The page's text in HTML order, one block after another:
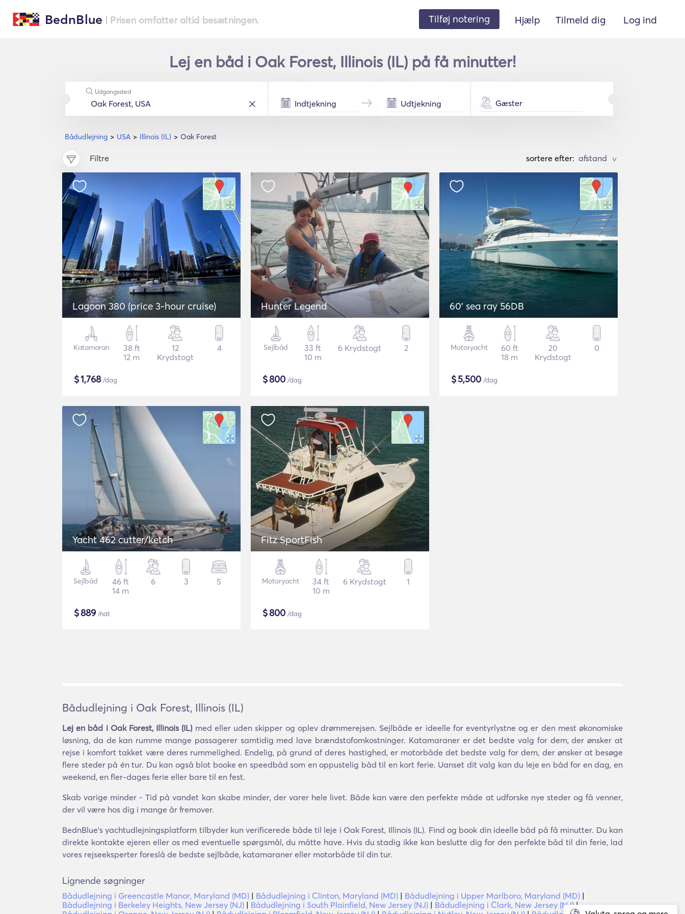
BednBlue | Prisen omfatter altid besætningen. Tilføj notering Hjælp Tilmeld dig Log ind
Lej en båd i Oak Forest, Illinois (IL) på få minutter!
Bådudlejning USA Illinois (IL) Oak Forest
Udgangssted
Gæster
Filtre sortere efter: >
Lagoon 380 (price 3-hour cruise)
Katamaran
38 ft
12 m
12
Krydstogt
4
$1,768/dag
Hunter Legend
Sejlbåd
33 ft
10 m
6 Krydstogt 2
$800 /dag
60' sea ray 56DB
Motoryacht
60 ft
18 m
20
Krydstogt
0
$5,500 /dag
Yacht 462 cutter/ketch
Sejlbåd
46 ft
14 m
6 3 5
$889/nat
Fitz SportFish
Motoryacht
34 ft
10 m
6 Krydstogt 1
$800 /dag
Bådudlejning i Oak Forest, Illinois (IL)
Lej en båd i Oak Forest, Illinois (IL)med eller uden skipper og oplev drømmerejsen. Sejlbåde er ideelle for eventyrlystne og er den mest økonomiske
løsning, da de kan rumme mange passagerer samtidig med lave brændstofomkostninger. Katamaraner er det bedste valg for dem, der ønsker at
rejse i komfort takket være deres rummelighed. Endelig, på grund af deres hastighed, er motorbåde det bedste valg for dem, der ønsker at besøge
flere steder på én tur. Du kan også blot booke en speedbåd som en oppustelig båd til en kort ferie. Uanset dit valg kan du leje en båd for en dag, en
weekend, en fler-dages ferie eller bare til en fest.
Skab varige minder - Tid på vandet kan skabe minder, der varer hele livet. Både kan være den perfekte måde at udforske nye steder og få venner,
der vil være hos dig i mange år fremover.
BednBlue's yachtudlejningsplatform tilbyder kun verificerede både til leje i Oak Forest, Illinois (IL). Find og book din ideelle båd på få minutter. Du kan
direkte kontakte ejeren eller os med eventuelle spørgsmål, du måtte have. Hvis du stadig ikke kan beslutte dig for den perfekte båd til din ferie, lad
vores rejseeksperter foreslå de bedste sejlbåde, katamaraner eller motorbåde til din tur.
Lignende søgninger
Bådudlejning i Greencastle Manor, Maryland (MD) | Bådudlejning i Clinton, Maryland (MD) | Bådudlejning i Upper Marlboro, Maryland (MD) |
Bådudlejning i Berkeley Heights, New Jersey (NJ) | Bådudlejning i South Plainfield, New Jersey (NJ) | Bådudlejning i Clark, New Jersey (NJ)|